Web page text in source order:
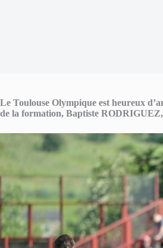
Le Toulouse Olympique est heureux
de la formation, Baptiste